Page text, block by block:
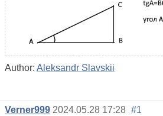
Author: Aleksandr Slavskii
Verner999 2024.05.28 17:28 #1